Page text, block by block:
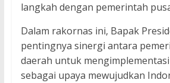
langkah dengan pemerintah
Dalam rakornas ini, Bapak
pentingnya sinergi antara
daerah untuk
sebagai upaya mewujudkan